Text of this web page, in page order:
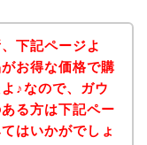
下記ページよ
お得な価格で購
♪なので、ガウ
る方は下記ペー
はいかがでしょ